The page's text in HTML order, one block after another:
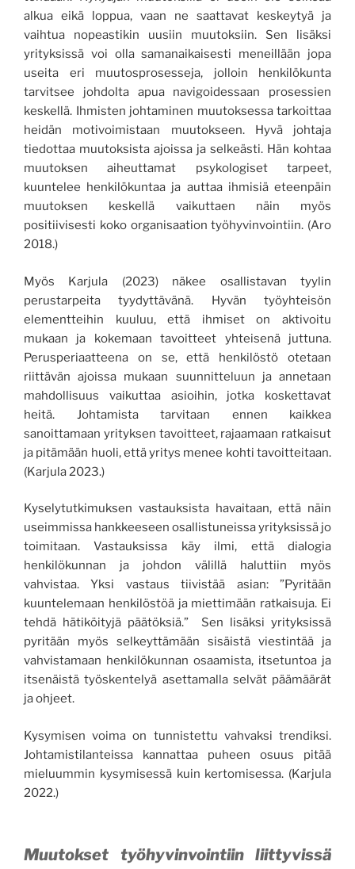
alkua eikä loppua, vaan ne saattavat keskeytyä ja
vaihtua nopeastikin uusiin muutoksiin. Sen lisäksi
yrityksissä voi olla samanaikaisesti meneillään jopa
useita eri muutosprosesseja, jolloin henkilökunta
tarvitsee johdolta apua navigoidessaan prosessien
keskellä. Ihmisten johtaminen muutoksessa tarkoittaa
heidän motivoimistaan muutokseen. Hyvä johtaja
tiedottaa muutoksista ajoissa ja selkeästi. Hän kohtaa
muutoksen aiheuttamat psykologiset tarpeet,
kuuntelee henkilökuntaa ja auttaa ihmisiä eteenpäin
muutoksen keskellä vaikuttaen näin myös
positiivisesti koko organisaation työhyvinvointiin. (Aro
2018.)
Myös Karjula (2023) näkee osallistavan tyylin
perustarpeita tyydyttävänä. Hyvän työyhteisön
elementteihin kuuluu, että ihmiset on aktivoitu
mukaan ja kokemaan tavoitteet yhteisenä juttuna.
Perusperiaatteena on se, että henkilöstö otetaan
riittävän ajoissa mukaan suunnitteluun ja annetaan
mahdollisuus vaikuttaa asioihin, jotka koskettavat
heitä. Johtamista tarvitaan ennen kaikkea
sanoittamaan yrityksen tavoitteet, rajaamaan ratkaisut
ja pitämään huoli, että yritys menee kohti tavoitteitaan.
(Karjula 2023.)
Kyselytutkimuksen vastauksista havaitaan, että näin
useimmissa hankkeeseen osallistuneissa yrityksissä jo
toimitaan. Vastauksissa käy ilmi, että dialogia
henkilökunnan ja johdon välillä haluttiin myös
vahvistaa. Yksi vastaus tiivistää asian: ”Pyritään
kuuntelemaan henkilöstöä ja miettimään ratkaisuja. Ei
tehdä hätiköityjä päätöksiä.” Sen lisäksi yrityksissä
pyritään myös selkeyttämään sisäistä viestintää ja
vahvistamaan henkilökunnan osaamista, itsetuntoa ja
itsenäistä työskentelyä asettamalla selvät päämäärät
ja ohjeet.
Kysymisen voima on tunnistettu vahvaksi trendiksi.
Johtamistilanteissa kannattaa puheen osuus pitää
mieluummin kysymisessä kuin kertomisessa. (Karjula
2022.)
Muutokset työhyvinvointiin liittyvissä